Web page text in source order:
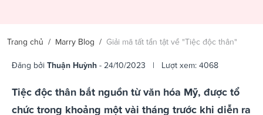
Trang chủ / Marry Blog / Giải mã tất tần tật về "Tiệc độc thân"
Đăng bởi Thuận Huỳnh - 24/10/2023 | Lượt xem: 4068
Tiệc độc thân bắt nguồn từ văn hóa Mỹ, được tổ
chức trong khoảng một vài tháng trước khi diễn ra